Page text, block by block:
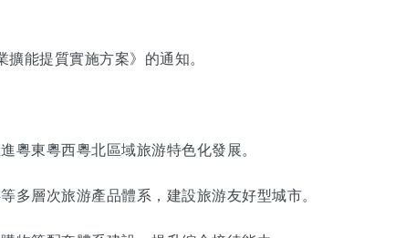
能提質實施方案》的通知。
東粵西粵北區域旅游特色化發展。
層次旅游產品體系，建設旅游友好型城市。